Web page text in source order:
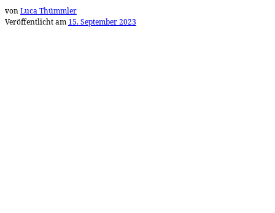
vonLuca Thümmler
Veröffentlicht am 15. September 2023